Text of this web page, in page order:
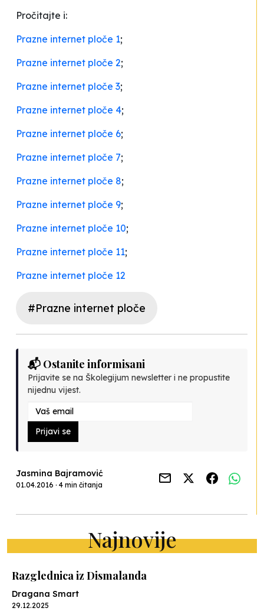
Pročitajte i:
Prazne internet ploče 1;
Prazne internet ploče 2;
Prazne internet ploče 3;
Prazne internet ploče 4;
Prazne internet ploče 6;
Prazne internet ploče 7;
Prazne internet ploče 8;
Prazne internet ploče 9;
Prazne internet ploče 10;
Prazne internet ploče 11;
Prazne internet ploče 12
#Prazne internet ploče
📬 Ostanite informisani
Prijavite se na Školegijum newsletter i ne propustite
nijednu vijest.
Prijavi se
Jasmina Bajramović
01.04.2016 · 4 min čitanja
Najnovije
Razglednica iz Dismalanda
Dragana Smart
29.12.2025